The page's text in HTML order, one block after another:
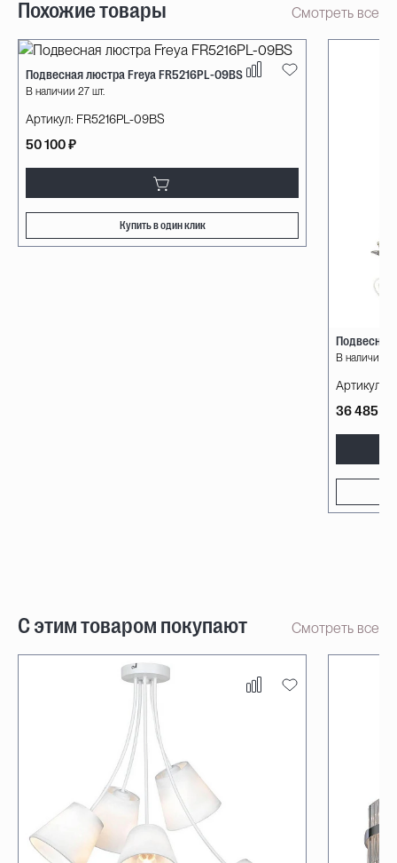
Похожие товары Смотреть все
Подвесная люстра Freya FR5216PL-09BS
В наличии 27 шт.
Артикул: FR5216PL-09BS
50 100 ₽
Купить в один клик
Подвесная
В наличии 1
Артикул:
36 485 ₽
С этим товаром покупают Смотреть все